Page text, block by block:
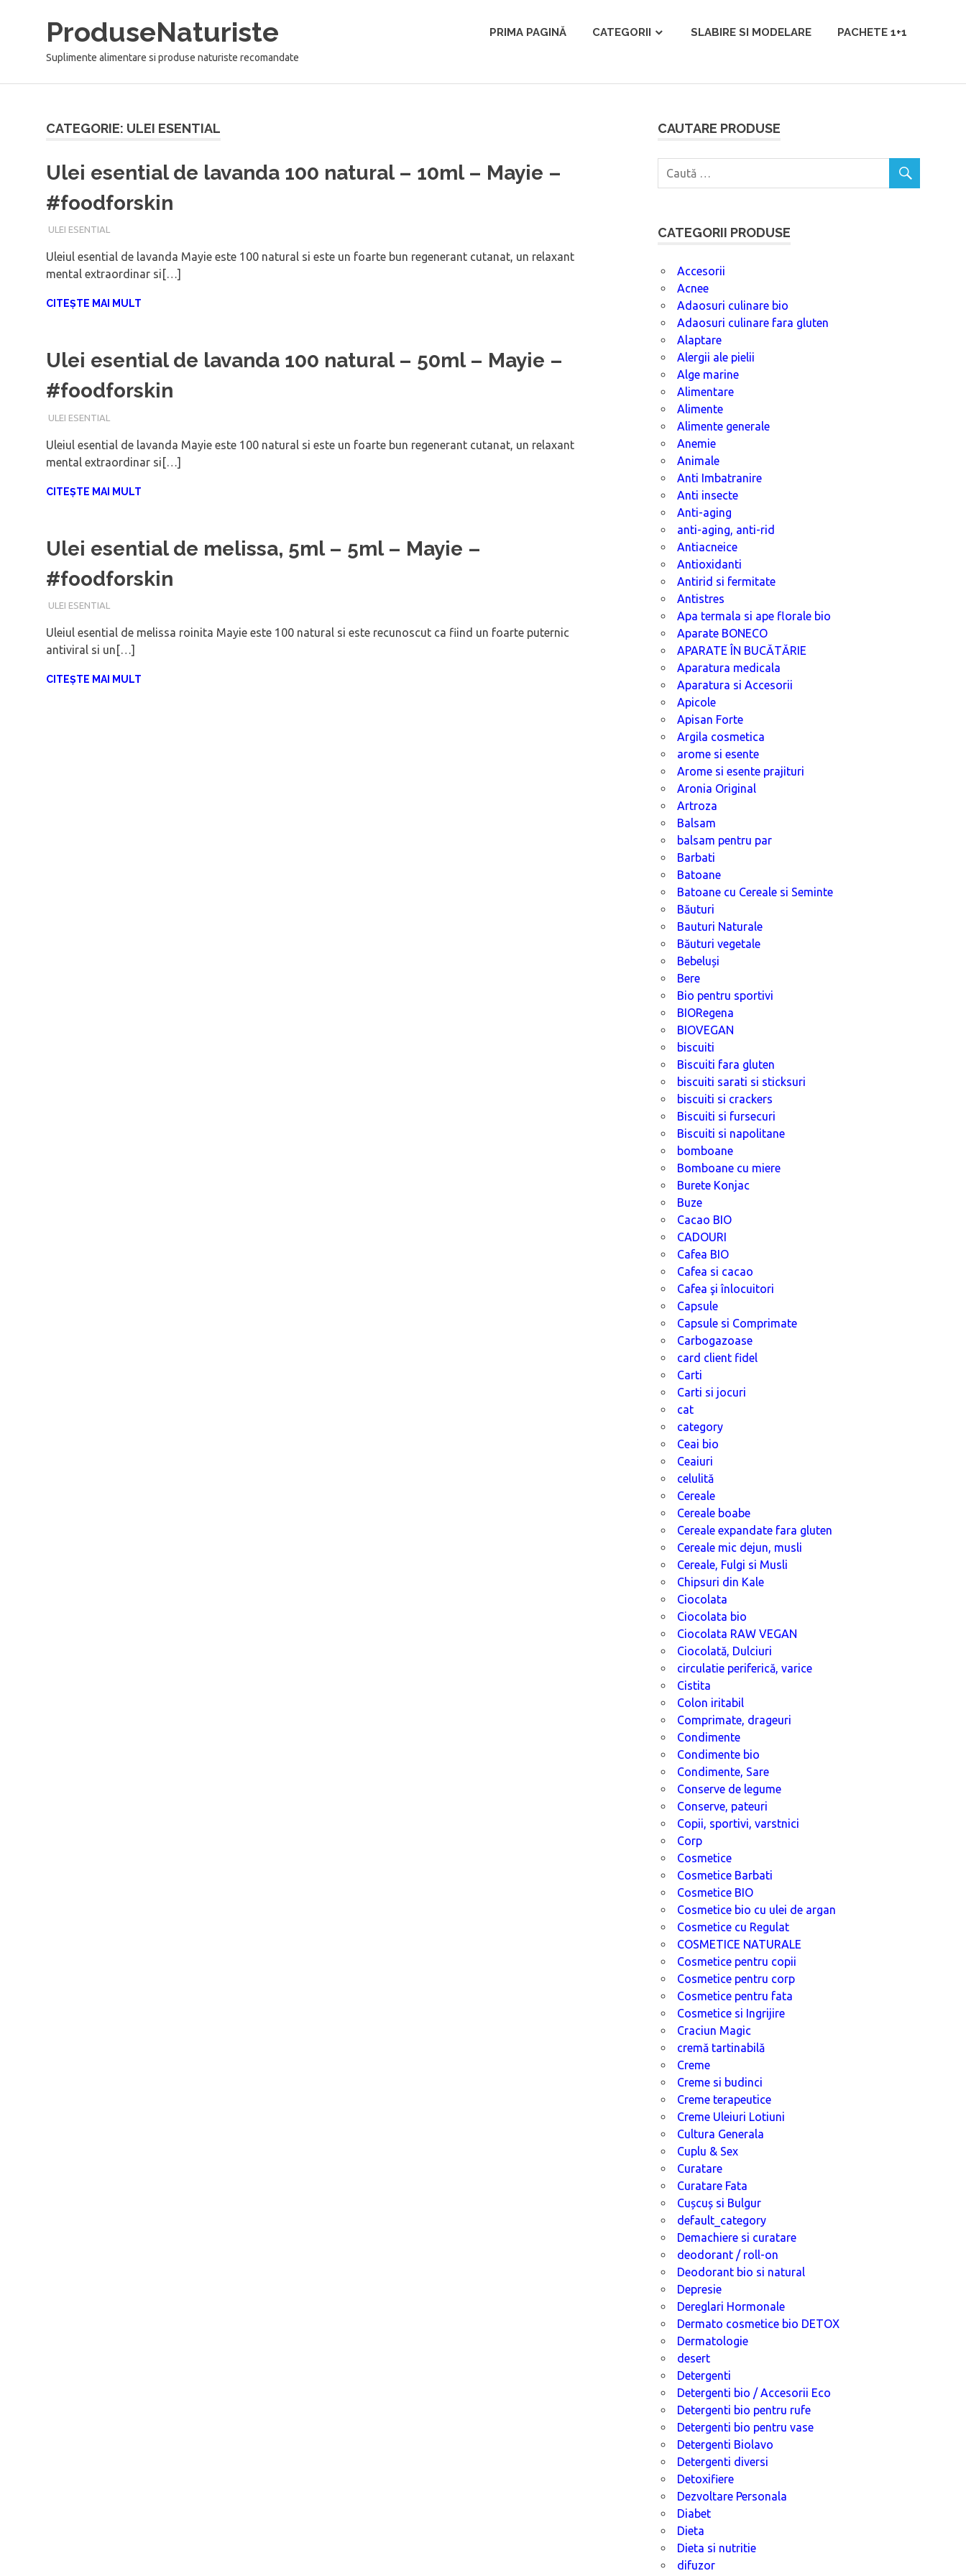
ProduseNaturiste
Suplimente alimentare si produse naturiste recomandate
PRIMA PAGINĂ CATEGORII SLABIRE SI MODELARE PACHETE 1+1
CATEGORIE: ULEI ESENTIAL
Ulei esential de lavanda 100 natural – 10ml – Mayie –
#foodforskin
FEBRUARIE 10, 2018
ADMIN
ULEI ESENTIAL
Uleiul esential de lavanda Mayie este 100 natural si este un foarte bun regenerant cutanat, un relaxant
mental extraordinar si[…]
CITEȘTE MAI MULT
Ulei esential de lavanda 100 natural – 50ml – Mayie –
#foodforskin
FEBRUARIE 10, 2018
ADMIN
ULEI ESENTIAL
Uleiul esential de lavanda Mayie este 100 natural si este un foarte bun regenerant cutanat, un relaxant
mental extraordinar si[…]
CITEȘTE MAI MULT
Ulei esential de melissa, 5ml – 5ml – Mayie –
#foodforskin
FEBRUARIE 10, 2018
ADMIN
ULEI ESENTIAL
Uleiul esential de melissa roinita Mayie este 100 natural si este recunoscut ca fiind un foarte puternic
antiviral si un[…]
CITEȘTE MAI MULT
CAUTARE PRODUSE
CATEGORII PRODUSE
Accesorii
Acnee
Adaosuri culinare bio
Adaosuri culinare fara gluten
Alaptare
Alergii ale pielii
Alge marine
Alimentare
Alimente
Alimente generale
Anemie
Animale
Anti Imbatranire
Anti insecte
Anti-aging
anti-aging, anti-rid
Antiacneice
Antioxidanti
Antirid si fermitate
Antistres
Apa termala si ape florale bio
Aparate BONECO
APARATE ÎN BUCĂTĂRIE
Aparatura medicala
Aparatura si Accesorii
Apicole
Apisan Forte
Argila cosmetica
arome si esente
Arome si esente prajituri
Aronia Original
Artroza
Balsam
balsam pentru par
Barbati
Batoane
Batoane cu Cereale si Seminte
Băuturi
Bauturi Naturale
Băuturi vegetale
Bebeluși
Bere
Bio pentru sportivi
BIORegena
BIOVEGAN
biscuiti
Biscuiti fara gluten
biscuiti sarati si sticksuri
biscuiti si crackers
Biscuiti si fursecuri
Biscuiti si napolitane
bomboane
Bomboane cu miere
Burete Konjac
Buze
Cacao BIO
CADOURI
Cafea BIO
Cafea si cacao
Cafea şi înlocuitori
Capsule
Capsule si Comprimate
Carbogazoase
card client fidel
Carti
Carti si jocuri
cat
category
Ceai bio
Ceaiuri
celulită
Cereale
Cereale boabe
Cereale expandate fara gluten
Cereale mic dejun, musli
Cereale, Fulgi si Musli
Chipsuri din Kale
Ciocolata
Ciocolata bio
Ciocolata RAW VEGAN
Ciocolată, Dulciuri
circulatie periferică, varice
Cistita
Colon iritabil
Comprimate, drageuri
Condimente
Condimente bio
Condimente, Sare
Conserve de legume
Conserve, pateuri
Copii, sportivi, varstnici
Corp
Cosmetice
Cosmetice Barbati
Cosmetice BIO
Cosmetice bio cu ulei de argan
Cosmetice cu Regulat
COSMETICE NATURALE
Cosmetice pentru copii
Cosmetice pentru corp
Cosmetice pentru fata
Cosmetice si Ingrijire
Craciun Magic
cremă tartinabilă
Creme
Creme si budinci
Creme terapeutice
Creme Uleiuri Lotiuni
Cultura Generala
Cuplu & Sex
Curatare
Curatare Fata
Cușcuș si Bulgur
default_category
Demachiere si curatare
deodorant / roll-on
Deodorant bio si natural
Depresie
Dereglari Hormonale
Dermato cosmetice bio DETOX
Dermatologie
desert
Detergenti
Detergenti bio / Accesorii Eco
Detergenti bio pentru rufe
Detergenti bio pentru vase
Detergenti Biolavo
Detergenti diversi
Detoxifiere
Dezvoltare Personala
Diabet
Dieta
Dieta si nutritie
difuzor